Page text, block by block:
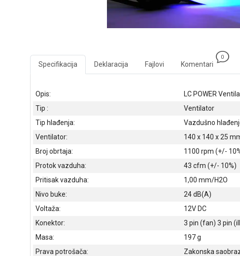
Specifikacija Deklaracija Fajlovi Komentari
0
Opis:
LC POWER
Tip :
Ventilator
Tip hlađenja:
Vazdušno
Ventilator:
140 x 140 x 25
Broj obrtaja:
1100 rpm (+/-
Protok vazduha:
43 cfm (+/- 10%)
Pritisak vazduha:
1,00 mm/H2O
Nivo buke:
24 dB(A)
Voltaža:
12V DC
Konektor:
3 pin (fan) 3 pin
Masa:
197 g
Prava potrošača:
Zakonska